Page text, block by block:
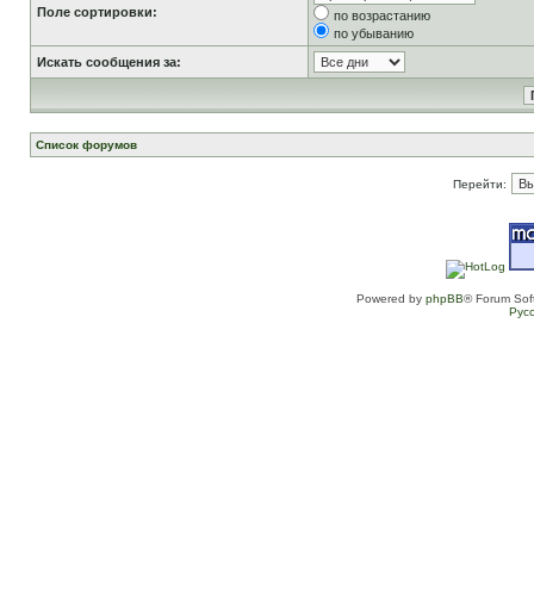
Поле сортировки:
по возрастанию
по убыванию
Искать сообщения за:
Список форумов
Перейти:
Powered by phpBB® Forum